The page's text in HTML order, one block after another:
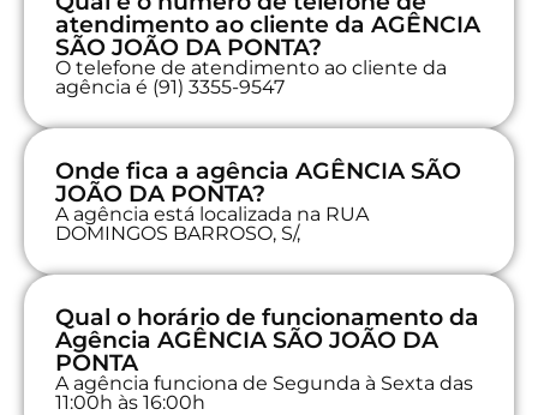
atendimento ao cliente da AGÊNCIA
SÃO JOÃO DA PONTA?
O telefone de atendimento ao cliente da
agência é (91) 3355-9547
Onde fica a agência AGÊNCIA SÃO
JOÃO DA PONTA?
A agência está localizada na RUA
DOMINGOS BARROSO, S/,
Qual o horário de funcionamento da
Agência AGÊNCIA SÃO JOÃO DA
PONTA
A agência funciona de Segunda à Sexta das
11:00h às 16:00h